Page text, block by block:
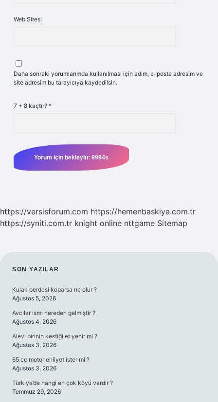
Web Sitesi
Daha sonraki yorumlarımda kullanılması için adım, e-posta adresim ve
site adresim bu tarayıcıya kaydedilsin.
7 + 8 kaçtır? *
https://versisforum.com https://hemenbaskiya.com.tr
https://syniti.com.tr knight online nttgame Sitemap
SIDEBAR
SON YAZILAR
Kulak perdesi koparsa ne olur ?
Ağustos 5, 2026
Avcılar ismi nereden gelmiştir ?
Ağustos 4, 2026
Alevi birinin kestiği et yenir mi ?
Ağustos 3, 2026
65 cc motor ehliyet ister mi ?
Ağustos 3, 2026
Türkiye’de hangi en çok köyü vardır ?
Temmuz 29, 2026